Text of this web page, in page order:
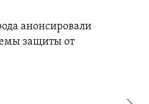
анонсировали
защиты от